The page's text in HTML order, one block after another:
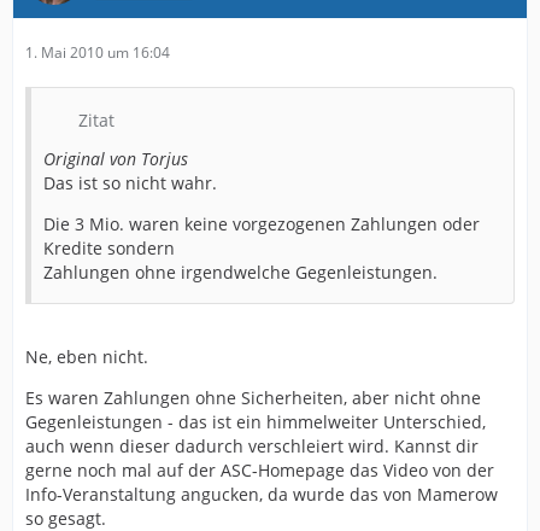
1. Mai 2010 um 16:04
Zitat
Original von Torjus
Das ist so nicht wahr.
Die 3 Mio. waren keine vorgezogenen Zahlungen oder
Kredite sondern
Zahlungen ohne irgendwelche Gegenleistungen.
Ne, eben nicht.
Es waren Zahlungen ohne Sicherheiten, aber nicht ohne
Gegenleistungen - das ist ein himmelweiter Unterschied,
auch wenn dieser dadurch verschleiert wird. Kannst dir
gerne noch mal auf der ASC-Homepage das Video von der
Info-Veranstaltung angucken, da wurde das von Mamerow
so gesagt.